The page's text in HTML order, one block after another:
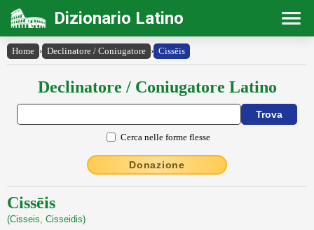
Dizionario Latino
Home › Declinatore / Coniugatore › Cissēis
Declinatore / Coniugatore Latino
Cerca nelle forme flesse
Donazione
Cissēis
(Cisseis, Cisseidis)